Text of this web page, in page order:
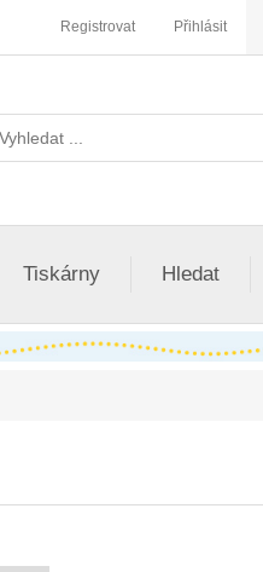
Registrovat Přihlásit
Tiskárny Hledat